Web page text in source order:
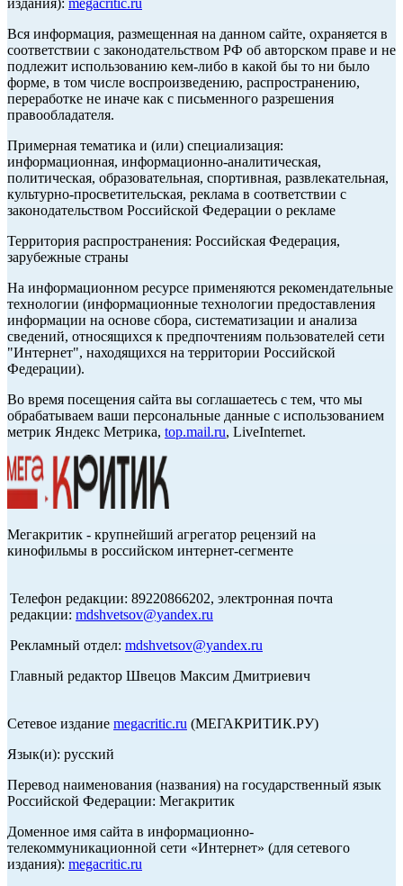
издания): megacritic.ru
Вся информация, размещенная на данном сайте, охраняется в
соответствии с законодательством РФ об авторском праве и не
подлежит использованию кем-либо в какой бы то ни было
форме, в том числе воспроизведению, распространению,
переработке не иначе как с письменного разрешения
правообладателя.
Примерная тематика и (или) специализация:
информационная, информационно-аналитическая,
политическая, образовательная, спортивная, развлекательная,
культурно-просветительская, реклама в соответствии с
законодательством Российской Федерации о рекламе
Территория распространения: Российская Федерация,
зарубежные страны
На информационном ресурсе применяются рекомендательные
технологии (информационные технологии предоставления
информации на основе сбора, систематизации и анализа
сведений, относящихся к предпочтениям пользователей сети
"Интернет", находящихся на территории Российской
Федерации).
Во время посещения сайта вы соглашаетесь с тем, что мы
обрабатываем ваши персональные данные с использованием
метрик Яндекс Метрика, top.mail.ru, LiveInternet.
Мегакритик - крупнейший агрегатор рецензий на
кинофильмы в российском интернет-сегменте
Телефон редакции: 89220866202, электронная почта
редакции: mdshvetsov@yandex.ru
Рекламный отдел: mdshvetsov@yandex.ru
Главный редактор Швецов Максим Дмитриевич
Сетевое издание megacritic.ru (МЕГАКРИТИК.РУ)
Язык(и): русский
Перевод наименования (названия) на государственный язык
Российской Федерации: Мегакритик
Доменное имя сайта в информационно-
телекоммуникационной сети «Интернет» (для сетевого
издания): megacritic.ru